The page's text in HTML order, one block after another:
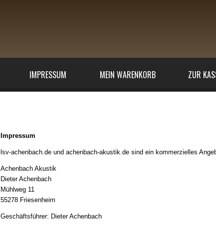
IMPRESSUM MEIN WARENKORB ZUR
Impressum
lsv-achenbach.de und achenbach-akustik.de sind ein kommerzielles
Achenbach Akustik
Dieter Achenbach
Mühlweg 11
55278 Friesenheim
Geschäftsführer: Dieter Achenbach